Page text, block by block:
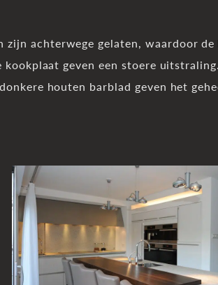
achterwege gelaten, waardoor de
geven een stoere
houten barblad geven het